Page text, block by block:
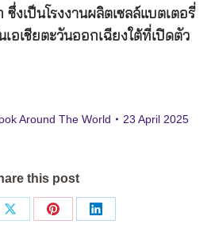
ซึ่งเป็นโรงงานผลิตเซลล์แบตเตอรี่
อเชียตะวันออกเฉียงใต้ที่เปิดตัว
Around The World 23 April 2025
this post
Share
Share
Share